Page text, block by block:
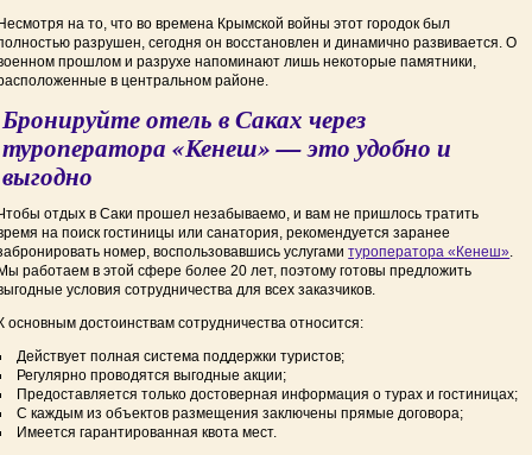
на то, что во времена Крымской войны этот городок был
разрушен, сегодня он восстановлен и динамично развивается. О
прошлом и разрухе напоминают лишь некоторые памятники,
в центральном районе.
Бронируйте отель в Саках через
туроператора «Кенеш» — это удобно и
выгодно
отдых в Саки прошел незабываемо, и вам не пришлось тратить
на поиск гостиницы или санатория, рекомендуется заранее
номер, воспользовавшись услугамитуроператора «Кенеш».
работаем в этой сфере более 20 лет, поэтому готовы предложить
условия сотрудничества для всех заказчиков.
основным достоинствам сотрудничества относится:
Действует полная система поддержки туристов;
Регулярно проводятся выгодные акции;
Предоставляется только достоверная информация о турах и гостиницах;
С каждым из объектов размещения заключены прямые договора;
Имеется гарантированная квота мест.